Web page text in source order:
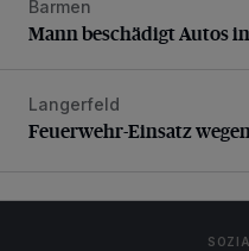
Mann beschädigt Autos in
Barmen
Mann beschädigt Autos
Feuerwehr-Einsatz
Langerfeld
Feuerwehr-Einsatz